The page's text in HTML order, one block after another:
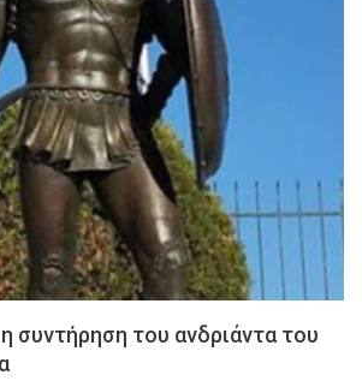
συντήρηση του ανδριάντα του